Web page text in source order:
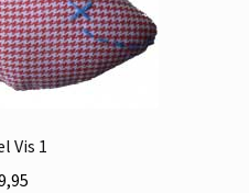
Vis 1